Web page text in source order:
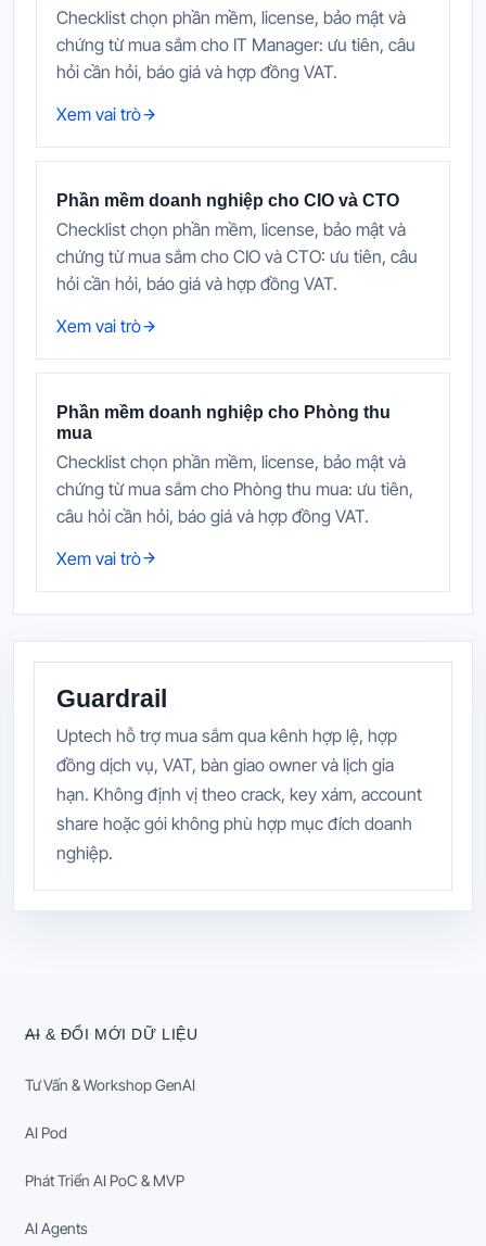
Checklist chọn phần mềm, license, bảo mật và
chứng từ mua sắm cho IT Manager: ưu tiên, câu
hỏi cần hỏi, báo giá và hợp đồng VAT.
Xem vai trò
Phần mềm doanh nghiệp cho CIO và CTO
Checklist chọn phần mềm, license, bảo mật và
chứng từ mua sắm cho CIO và CTO: ưu tiên, câu
hỏi cần hỏi, báo giá và hợp đồng VAT.
Xem vai trò
Phần mềm doanh nghiệp cho Phòng thu
mua
Checklist chọn phần mềm, license, bảo mật và
chứng từ mua sắm cho Phòng thu mua: ưu tiên,
câu hỏi cần hỏi, báo giá và hợp đồng VAT.
Xem vai trò
Guardrail
Uptech hỗ trợ mua sắm qua kênh hợp lệ, hợp
đồng dịch vụ, VAT, bàn giao owner và lịch gia
hạn. Không định vị theo crack, key xám, account
share hoặc gói không phù hợp mục đích doanh
nghiệp.
AI & ĐỔI MỚI DỮ LIỆU
Tư Vấn & Workshop GenAI
AI Pod
Phát Triển AI PoC & MVP
AI Agents